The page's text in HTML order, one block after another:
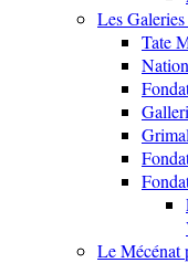
Les
Tate
Le Mécénat